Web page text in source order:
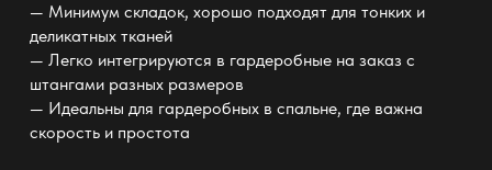
— Минимум складок, хорошо подходят для тонких и
деликатных тканей
— Легко интегрируются в гардеробные на заказ с
штангами разных размеров
— Идеальны для гардеробных в спальне, где важна
скорость и простота